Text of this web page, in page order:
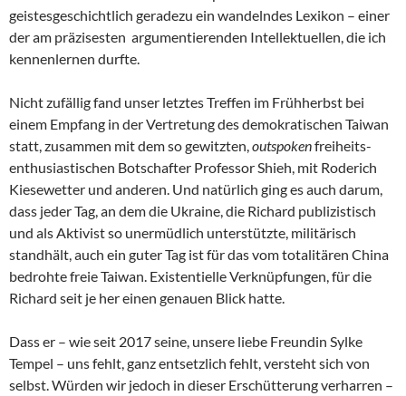
geistesgeschichtlich geradezu ein wandelndes Lexikon – einer
der am präzisesten argumentierenden Intellektuellen, die ich
kennenlernen durfte.
Nicht zufällig fand unser letztes Treffen im Frühherbst bei
einem Empfang in der Vertretung des demokratischen Taiwan
statt, zusammen mit dem so gewitzten,outspokenfreiheits-
enthusiastischen Botschafter Professor Shieh, mit Roderich
Kiesewetter und anderen. Und natürlich ging es auch darum,
dass jeder Tag, an dem die Ukraine, die Richard publizistisch
und als Aktivist so unermüdlich unterstützte, militärisch
standhält, auch ein guter Tag ist für das vom totalitären China
bedrohte freie Taiwan. Existentielle Verknüpfungen, für die
Richard seit je her einen genauen Blick hatte.
Dass er – wie seit 2017 seine, unsere liebe Freundin Sylke
Tempel – uns fehlt, ganz entsetzlich fehlt, versteht sich von
selbst. Würden wir jedoch in dieser Erschütterung verharren –